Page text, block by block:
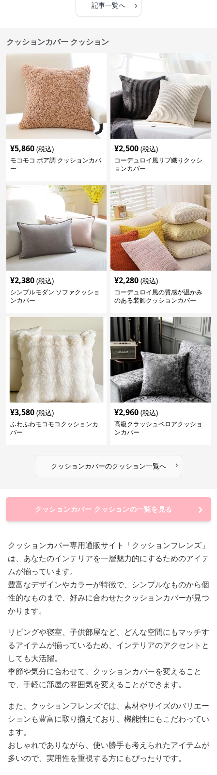
記事一覧へ ›
クッションカバー クッション
¥5,860 (税込)
モコモコ ボア調 クッションカバ
ー
¥2,500 (税込)
コーデュロイ風リブ織りクッシ
ョンカバー
¥2,380 (税込)
シンプルモダン ソファクッショ
ンカバー
¥2,280 (税込)
コーデュロイ風の質感が温かみ
のある装飾クッションカバー
¥3,580 (税込)
ふわふわモコモコクッションカ
バー
¥2,960 (税込)
高級クラッシュベロアクッショ
ンカバー
クッションカバーのクッション一覧へ ›
クッションカバー クッションの一覧を見る
クッションカバー専用通販サイト「クッションフレンズ」
は、あなたのインテリアを一層魅力的にするためのアイテ
ムが揃っています。
豊富なデザインやカラーが特徴で、シンプルなものから個
性的なものまで、好みに合わせたクッションカバーが見つ
かります。
リビングや寝室、子供部屋など、どんな空間にもマッチす
るアイテムが揃っているため、インテリアのアクセントと
しても大活躍。
季節や気分に合わせて、クッションカバーを変えること
で、手軽に部屋の雰囲気を変えることができます。
また、クッションフレンズでは、素材やサイズのバリエー
ションも豊富に取り揃えており、機能性にもこだわってい
ます。
おしゃれでありながら、使い勝手も考えられたアイテムが
多いので、実用性を重視する方にもぴったりです。